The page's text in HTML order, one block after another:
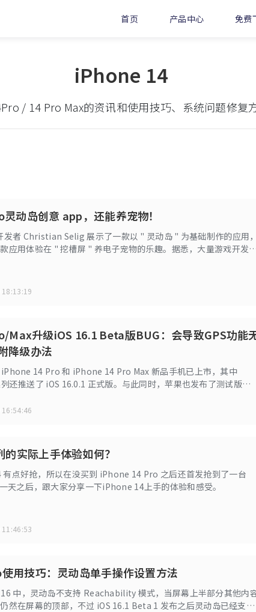
首页 产品中心 免费
iPhone 14
/ 14 Pro Max的资讯和使用技巧、系统问题修复
动岛创意 app，还能养宠物！
发者 Christian Selig 展示了一款以 " 灵动岛 " 为基础制作的应用
应用体验在 " 挖槽屏 " 养电子宠物的乐趣。据悉，大量游戏开发
Max升级iOS 16.1 Beta版BUG：会导致GPS功能
降级办法
14 Pro 和 iPhone 14 Pro Max 新品手机已上市，其中
还推送了 iOS 16.0.1 正式版。与此同时，苹果也发布了测试版
实际上手体验如何？
点好抢，所以在没买到 iPhone 14 Pro 之后还首发抢到了一台
天之后，跟大家分享一下iPhone 14上手的体验和感受。
用技巧：灵动岛单手操作设置方法
中，灵动岛不支持 Reachability 模式，当屏幕上半部分其他内
然在屏幕的顶部，不过 iOS 16.1 Beta 1 发布之后灵动岛已经支持